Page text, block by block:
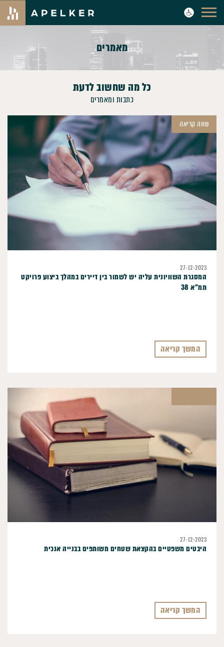
מאמרים
כל מה שחשוב לדעת
כתבות ומאמרים
27-12-2023
המסגרת השוויונית עליה יש לשמור בין דיירים במהלך ביצוע פרויקט
תמ"א 38
המשך קריאה
שווה קריאה
27-12-2023
היבטים משפטיים בהקצאת שטחים משותפים בבנייה אנכית
המשך קריאה